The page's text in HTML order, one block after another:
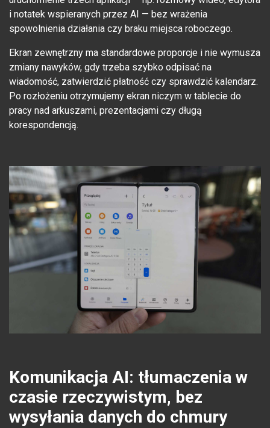
i notatek wspieranych przez AI — bez wrażenia
spowolnienia działania czy braku miejsca roboczego.
Ekran zewnętrzny ma standardowe proporcje i nie wymusza
zmiany nawyków, gdy trzeba szybko odpisać na
wiadomość, zatwierdzić płatność czy sprawdzić kalendarz.
Po rozłożeniu otrzymujemy ekran niczym w tablecie do
pracy nad arkuszami, prezentacjami czy długą
korespondencją.
Komunikacja AI: tłumaczenia w
czasie rzeczywistym, bez
wysyłania danych do chmury